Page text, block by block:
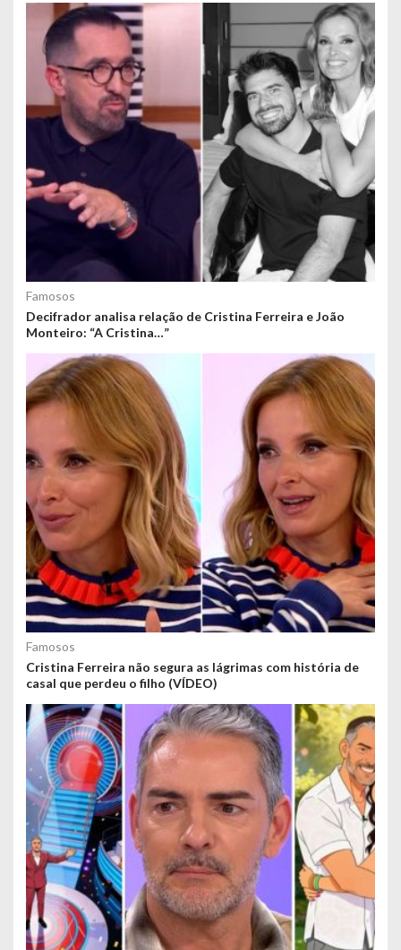
Famosos
Decifrador analisa relação de Cristina Ferreira e João
Monteiro: “A Cristina…”
Famosos
Cristina Ferreira não segura as lágrimas com história de
casal que perdeu o filho (VÍDEO)